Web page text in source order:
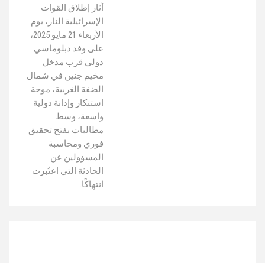
أثار إطلاق القوات
الإسرائيلية النار، يوم
الأربعاء 21 مايو 2025،
على وفد دبلوماسي
دولي قرب مدخل
مخيم جنين في شمال
الضفة الغربية، موجة
استنكار وإدانة دولية
واسعة، وسط
مطالبات بفتح تحقيق
فوري ومحاسبة
المسؤولين عن
الحادثة التي اعتُبرت
انتهاكًا…